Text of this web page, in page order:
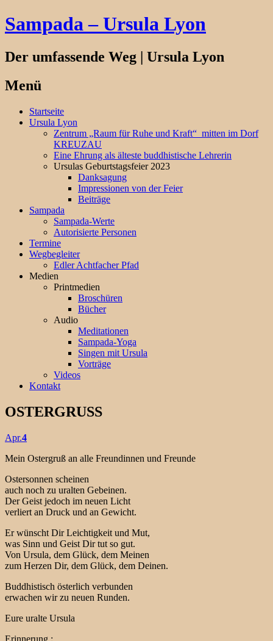
Sampada – Ursula Lyon
Der umfassende Weg | Ursula Lyon
Menü
Springe
zum
Startseite
Ursula Lyon
Zentrum „Raum für Ruhe und Kraft“ mitten im Dorf
KREUZAU
Eine Ehrung als älteste buddhistische Lehrerin
Ursulas Geburtstagsfeier 2023
Danksagung
Impressionen von der Feier
Beiträge
Sampada
Sampada-Werte
Autorisierte Personen
Termine
Wegbegleiter
Edler Achtfacher Pfad
Medien
Printmedien
Broschüren
Bücher
Audio
Meditationen
Sampada-Yoga
Singen mit Ursula
Vorträge
Videos
Kontakt
OSTERGRUSS
Apr.4
Mein Ostergruß an alle Freundinnen und Freunde
Ostersonnen scheinen
auch noch zu uralten Gebeinen.
Der Geist jedoch im neuen Licht
verliert an Druck und an Gewicht.
Er wünscht Dir Leichtigkeit und Mut,
was Sinn und Geist Dir tut so gut.
Von Ursula, dem Glück, dem Meinen
zum Herzen Dir, dem Glück, dem Deinen.
Buddhistisch österlich verbunden
erwachen wir zu neuen Runden.
Eure uralte Ursula
Erinnerung :